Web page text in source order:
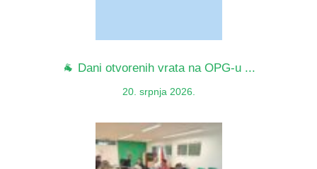
🐐 Dani otvorenih vrata na OPG-u ...
20. srpnja 2026.